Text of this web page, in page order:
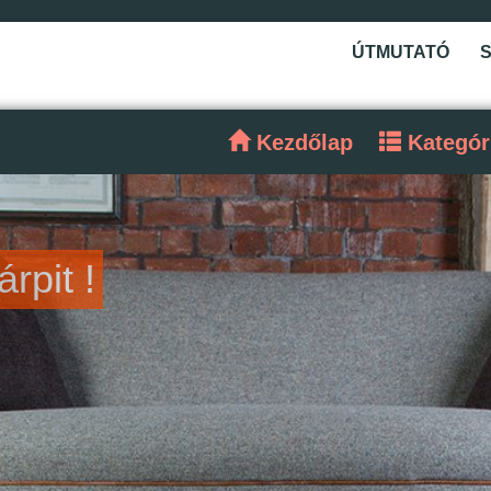
ÚTMUTATÓ
Kezdőlap
!
?
!